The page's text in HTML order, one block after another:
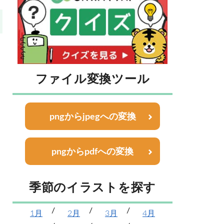
ファイル変換ツール
pngからjpegへの変換
pngからpdfへの変換
季節のイラストを探す
1月 2月 3月 4月